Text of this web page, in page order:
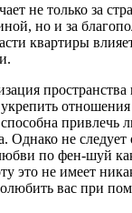
не только за
но и за
квартиры
пространства
привлечь
Однако не следует
по фен-шуй
это не имеет
вас при